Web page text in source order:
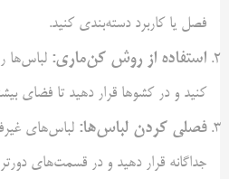
فصل یا کاربرد دسته‌بندی کنید.
استفاده از روش کن‌ماری: لباس‌ها
کنید و در کشوها قرار دهید تا فضای
فصلی کردن لباس‌ها: لباس‌های
جداگانه قرار دهید و در قسمت‌های